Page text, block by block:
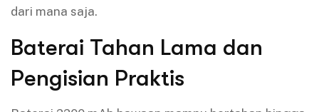
dari mana saja.
Baterai Tahan Lama dan
Pengisian Praktis